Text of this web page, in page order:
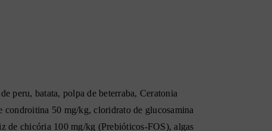
peru, batata, polpa de beterraba, Ceratonia
condroitina 50 mg/kg, cloridrato de glucosamina
de chicória 100 mg/kg (Prebióticos-FOS), algas